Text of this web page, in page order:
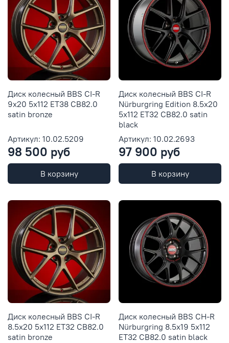
Диск колесный BBS CI-R
9x20 5x112 ET38 CB82.0
satin bronze
Артикул: 10.02.5209
98 500 руб
В корзину
Диск колесный BBS CI-R
Nürburgring Edition 8.5x20
5x112 ET32 CB82.0 satin
black
Артикул: 10.02.2693
97 900 руб
В корзину
Диск колесный BBS CI-R
8.5x20 5x112 ET32 CB82.0
satin bronze
Диск колесный BBS CH-R
Nürburgring 8.5x19 5x112
ET32 CB82.0 satin black